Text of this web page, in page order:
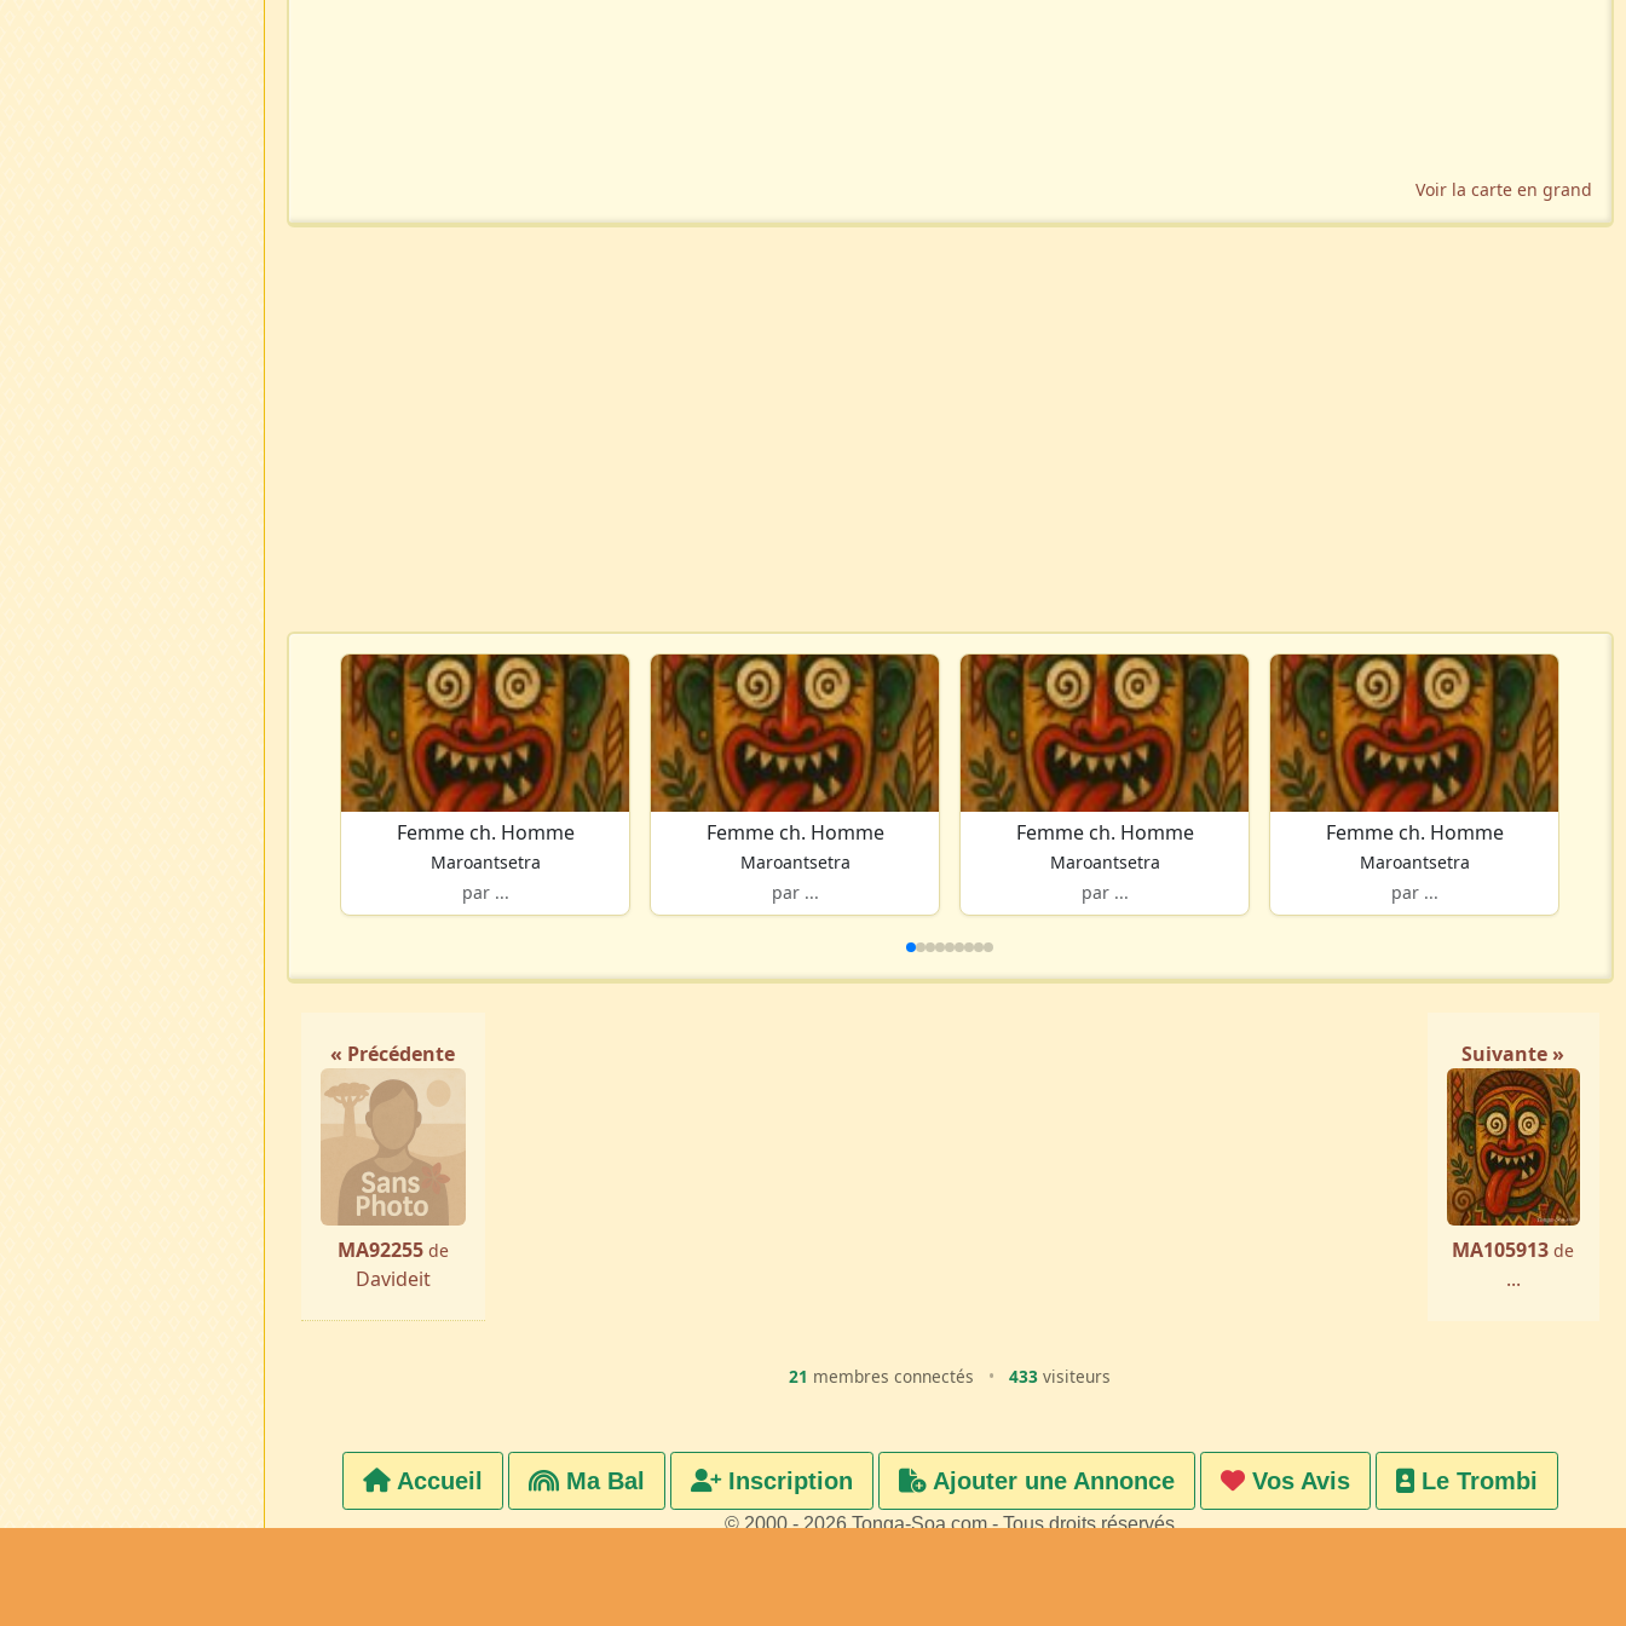
Voir la carte en grand
Femme ch. Homme
Maroantsetra
par ...
Femme ch. Homme
Maroantsetra
par ...
Femme ch. Homme
Maroantsetra
par ...
Femme ch. Homme
Maroantsetra
par ...
« Précédente
MA92255 de
Davideit
Suivante »
MA105913 de
...
21 membres connectés • 433 visiteurs
Accueil Ma Bal Inscription Ajouter une Annonce Vos Avis Le Trombi
© 2000 - 2026 Tonga-Soa.com - Tous droits réservés